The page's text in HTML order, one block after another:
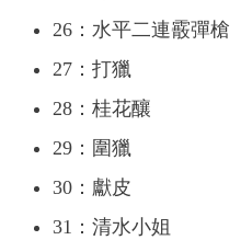
26：水平二連霰彈槍
27：打獵
28：桂花釀
29：圍獵
30：獻皮
31：清水小姐